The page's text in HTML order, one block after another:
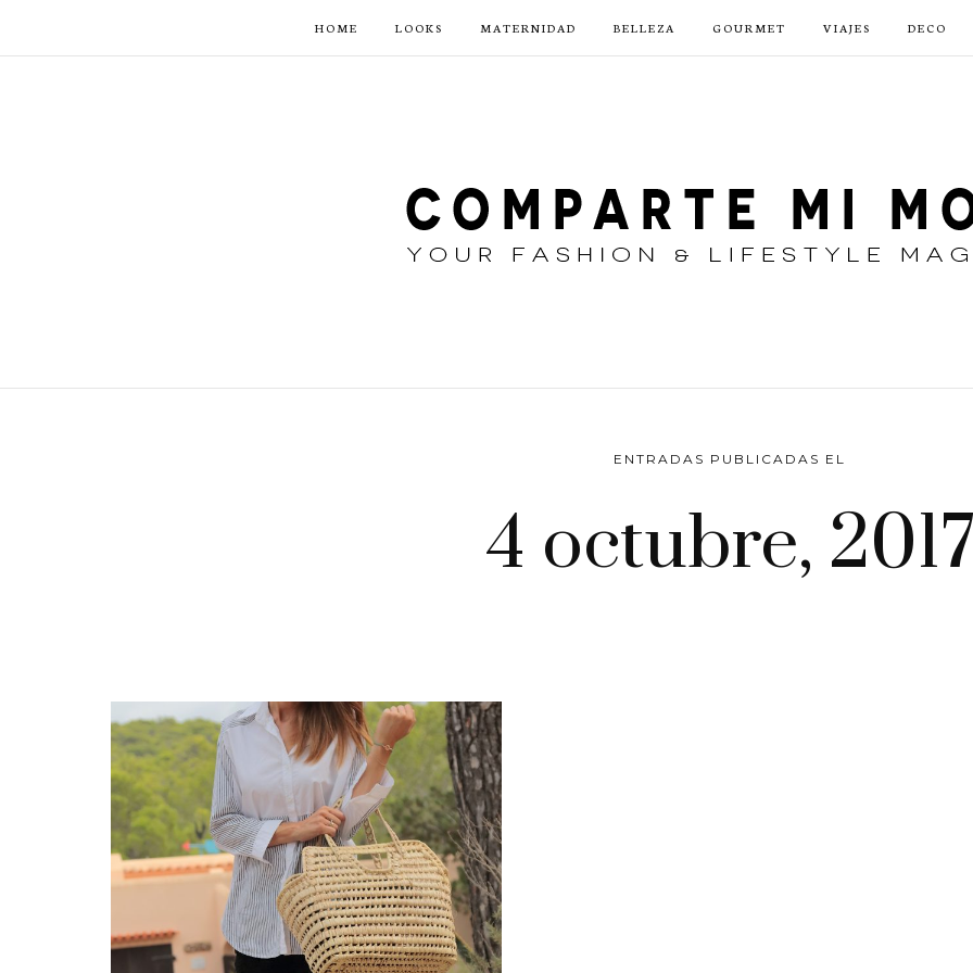
HOME LOOKS MATERNIDAD BELLEZA GOURMET VIAJES DECO
ENTRADAS PUBLICADAS EL
4 octubre, 2017